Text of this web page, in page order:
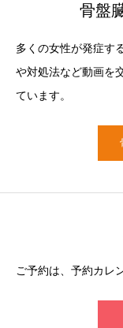
骨盤
多くの女性が発症す
や対処法など動画を
ています。
ご予約は、予約カレ